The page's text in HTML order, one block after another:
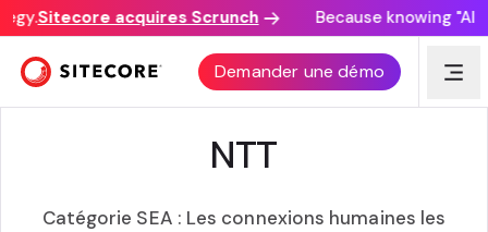
Sitecore acquires Scrunch Because knowing "AI
Demander une démo
PRIX DE L’EXPÉRIENCE SITECORE
NTT
Catégorie SEA : Les connexions humaines les